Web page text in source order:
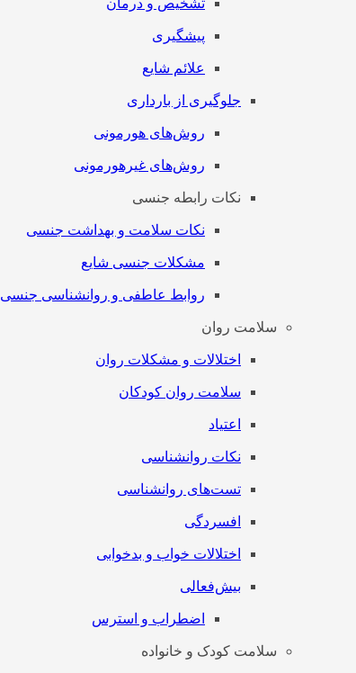
تشخیص و درمان
پیشگیری
علائم شایع
جلوگیری از بارداری
روش‌های هورمونی
روش‌های غیرهورمونی
نکات رابطه جنسی
نکات سلامت و بهداشت جنسی
مشکلات جنسی شایع
روابط عاطفی و روانشناسی جنسی
سلامت روان
اختلالات و مشکلات روان
سلامت روان کودکان
اعتیاد
نکات روانشناسی
تست‌های روانشناسی
افسردگی
اختلالات خواب و بدخوابی
بیش‌فعالی
اضطراب و استرس
سلامت کودک و خانواده